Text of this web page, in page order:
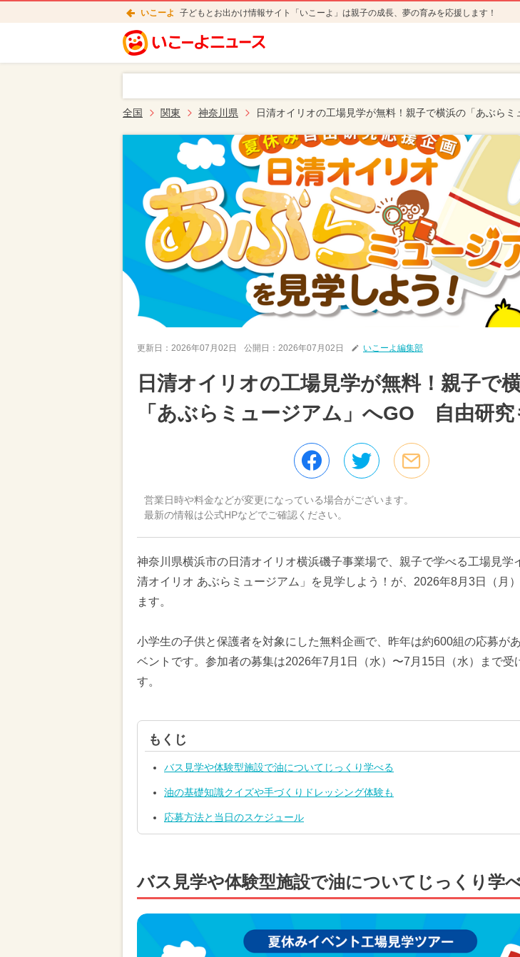
いこーよ 子どもとお出かけ情報サイト「いこーよ」は親子の成長、夢の育みを応援します！
全国 関東 神奈川県 日清オイリオの工場見学が無料！親子で横浜の「あぶら
更新日： 2026年07月02日 公開日： 2026年07月02日 いこーよ編集部
日清オイリオの工場見学が無料！親子で
「あぶらミュージアム」へGO 自由研究
営業日時や料金などが変更になっている場合がございます。
最新の情報は公式HPなどでご確認ください。
神奈川県横浜市の日清オイリオ横浜磯子事業場で、親子で学べる工場見学
清オイリオ あぶらミュージアム」を見学しよう！が、2026年8月3日（月
ます。
小学生の子供と保護者を対象にした無料企画で、昨年は約600組の応募が
ベントです。参加者の募集は2026年7月1日（水）〜7月15日（水）まで受
す。
もくじ
バス見学や体験型施設で油についてじっくり学べる
油の基礎知識クイズや手づくりドレッシング体験も
応募方法と当日のスケジュール
バス見学や体験型施設で油についてじっくり学